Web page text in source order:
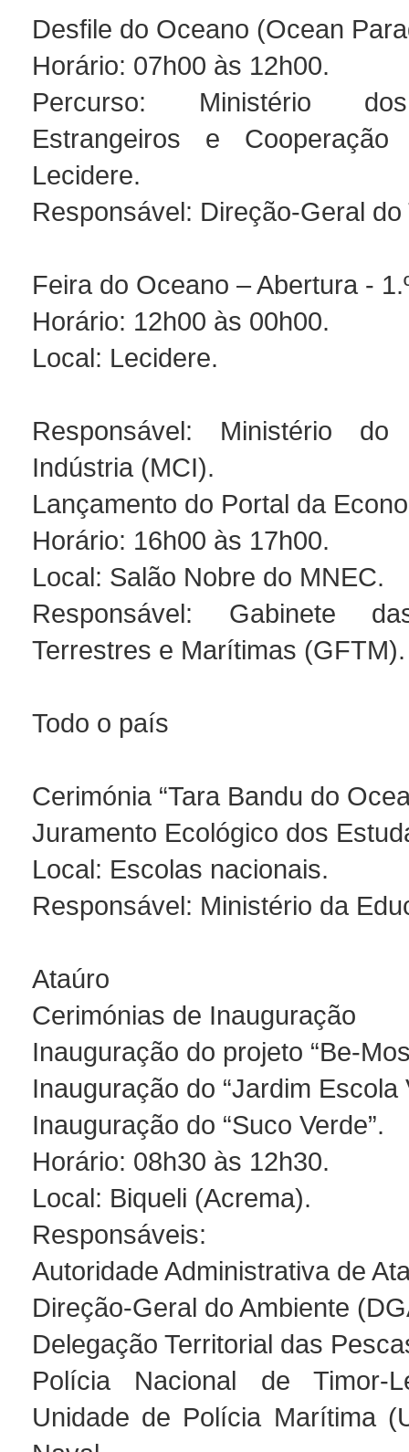
Desfile do Oceano (Ocean
Horário: 07h00 às 12h00.
Percurso: Ministério
Estrangeiros e
Lecidere.
Responsável: Direção-Geral do
Feira do Oceano – Abertura -
Horário: 12h00 às 00h00.
Local: Lecidere.
Responsável: Ministério
Indústria (MCI).
Lançamento do Portal da
Horário: 16h00 às 17h00.
Local: Salão Nobre do MNEC.
Responsável: Gabinete
Terrestres e Marítimas (GFTM).
Todo o país
Cerimónia “Tara Bandu do
Juramento Ecológico dos
Local: Escolas nacionais.
Responsável: Ministério da
Ataúro
Cerimónias de Inauguração
Inauguração do projeto “Be-
Inauguração do “Jardim Escola
Inauguração do “Suco Verde”.
Horário: 08h30 às 12h30.
Local: Biqueli (Acrema).
Responsáveis:
Autoridade Administrativa de
Direção-Geral do Ambiente
Delegação Territorial das
Polícia Nacional de Timor-
Unidade de Polícia Marítima